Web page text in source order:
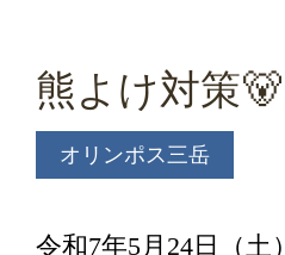
熊よけ対策🐻
オリンポス三岳
令和7年5月24日（土）